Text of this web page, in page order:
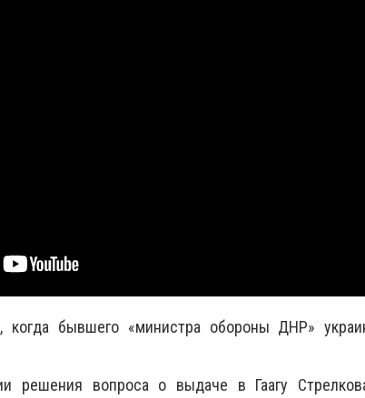
бывшего «министра обороны ДНР»
решения вопроса о выдаче в Гаагу